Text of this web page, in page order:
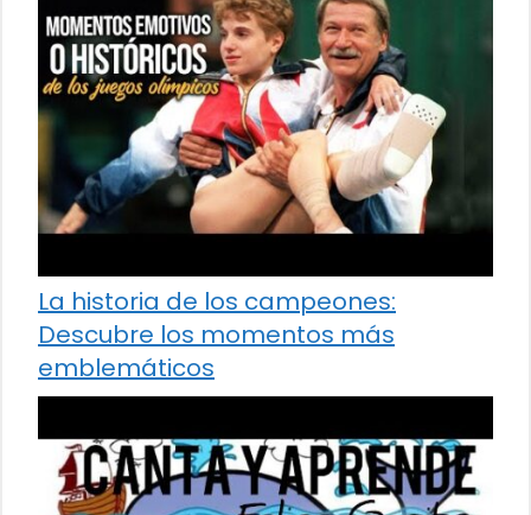
La historia de los campeones:
Descubre los momentos más
emblemáticos